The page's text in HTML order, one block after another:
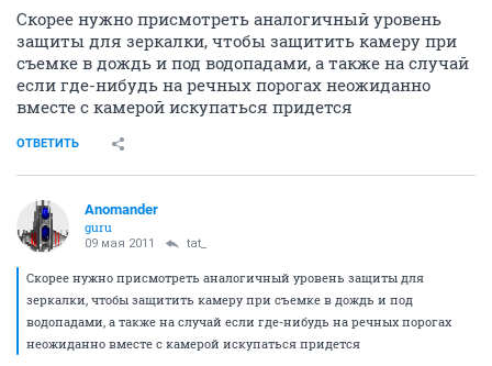
Скорее нужно присмотреть аналогичный уровень
защиты для зеркалки, чтобы защитить камеру при
съемке в дождь и под водопадами, а также на случай
если где-нибудь на речных порогах неожиданно
вместе с камерой искупаться придется
ОТВЕТИТЬ
Anomander
guru
09 мая 2011 tat_
Скорее нужно присмотреть аналогичный уровень защиты для
зеркалки, чтобы защитить камеру при съемке в дождь и под
водопадами, а также на случай если где-нибудь на речных порогах
неожиданно вместе с камерой искупаться придется